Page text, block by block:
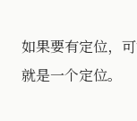
如果要有定位，
就是一个定位。